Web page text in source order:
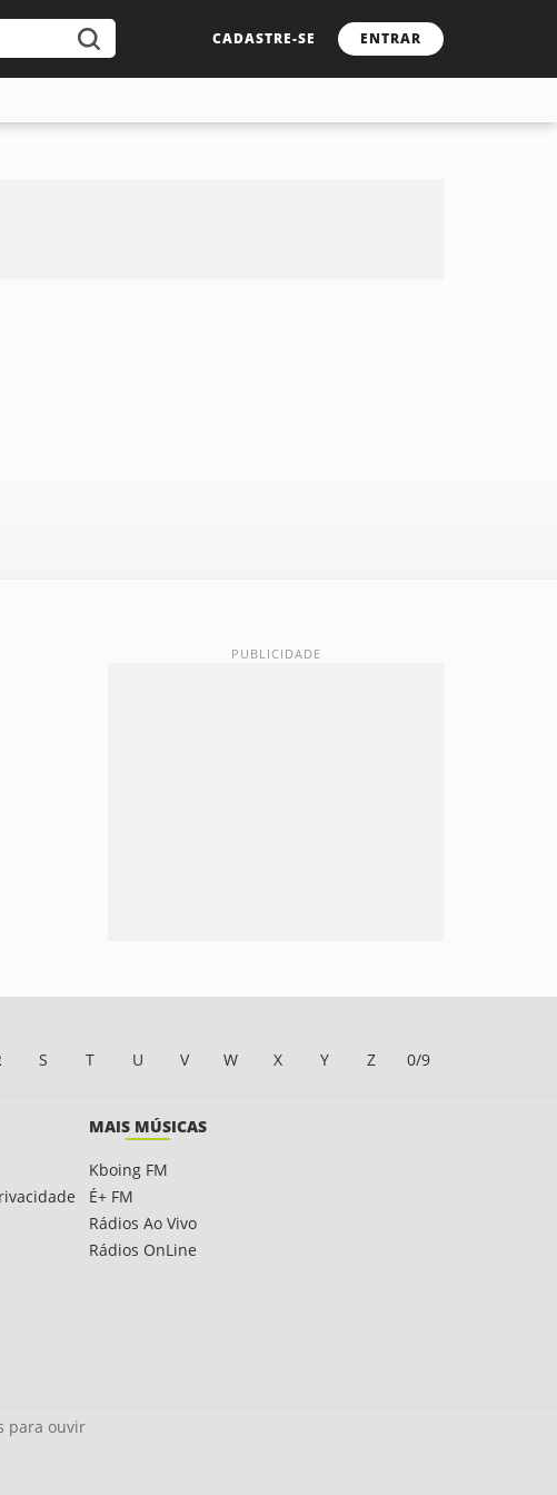
CADASTRE-SE ENTRAR
S T U V W X Y Z 0/9
MAIS MÚSICAS
Kboing FM
É+ FM
Rádios Ao Vivo
Rádios OnLine
para ouvir